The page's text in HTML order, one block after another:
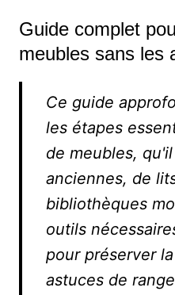
Guide complet
meubles sans les
Ce guide
les étapes
de meubles,
anciennes, de
bibliothèques
outils
pour préserver
astuces de